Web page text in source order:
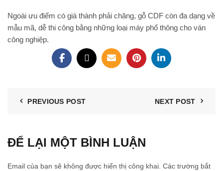
Ngoài ưu điểm có giá thành phải chăng, gỗ CDF còn đa dạng về
mẫu mã, dễ thi công bằng những loại máy phổ thông cho ván
công nghiệp.
PREVIOUS POST NEXT POST
ĐỂ LẠI MỘT BÌNH LUẬN
Email của bạn sẽ không được hiển thị công khai. Các trường bắt